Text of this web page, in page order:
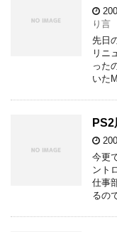
り言
先日
リニ
った
いた
今更
ント
仕事
るの